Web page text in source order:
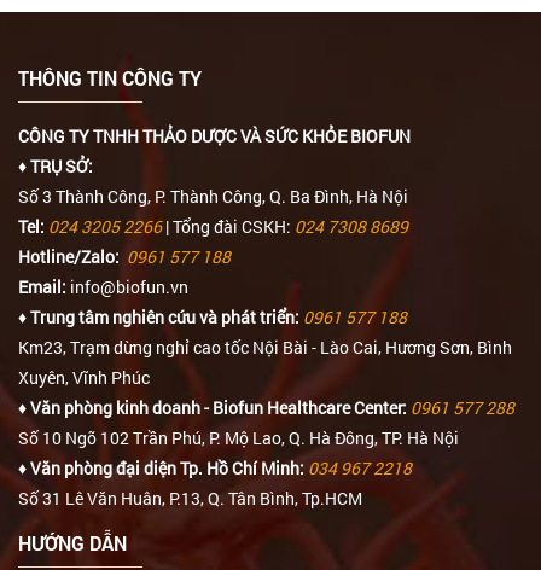
THÔNG TIN CÔNG TY
CÔNG TY TNHH THẢO DƯỢC VÀ SỨC KHỎE BIOFUN
♦ TRỤ SỞ:
Số 3 Thành Công, P. Thành Công, Q. Ba Đình, Hà Nội
Tel: 024 3205 2266| Tổng đài CSKH: 024 7308 8689
Hotline/Zalo: 0961 577 188
Email: info@biofun.vn
♦ Trung tâm nghiên cứu và phát triển: 0961 577 188
Km23, Trạm dừng nghỉ cao tốc Nội Bài - Lào Cai, Hương Sơn, Bình
Xuyên, Vĩnh Phúc
♦ Văn phòng kinh doanh - Biofun Healthcare Center: 0961 577 288
Số 10 Ngõ 102 Trần Phú, P. Mộ Lao, Q. Hà Đông, TP. Hà Nội
♦ Văn phòng đại diện Tp. Hồ Chí Minh: 034 967 2218
Số 31 Lê Văn Huân, P.13, Q. Tân Bình, Tp.HCM
HƯỚNG DẪN